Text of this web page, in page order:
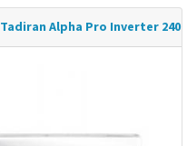
Tadiran Alpha Pro Inverter 240